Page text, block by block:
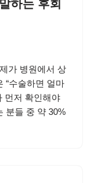
하는 후회
가 병원에서 상
“수술하면 얼마
먼저 확인해야
분들 중 약 30%